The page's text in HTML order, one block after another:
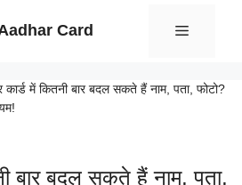
Card Menu
कार्ड में कितनी बार बदल सकते हैं नाम, पता, फोटो?
बार बदल सकते हैं नाम, पता,